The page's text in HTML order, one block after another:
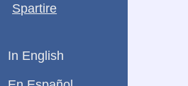
Spartire
In English